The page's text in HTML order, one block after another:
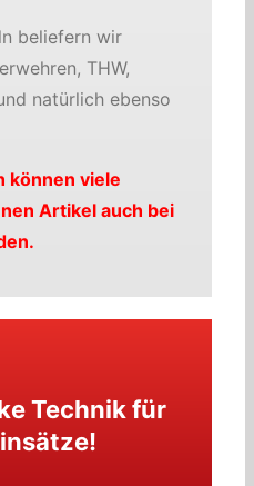
beliefern wir
THW,
natürlich ebenso
können viele
Artikel auch bei
Technik für